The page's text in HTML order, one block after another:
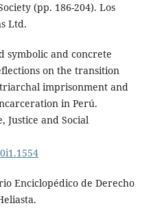
(pp. 186-204). Los
Ltd.
symbolic and concrete
on the transition
imprisonment and
in Perú.
Justice and Social
Enciclopédico de Derecho